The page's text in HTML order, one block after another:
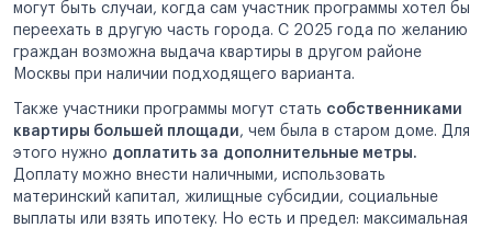
могут быть случаи, когда сам участник программы хотел бы
переехать в другую часть города. С 2025 года по желанию
граждан возможна выдача квартиры в другом районе
Москвы при наличии подходящего варианта.
Также участники программы могут стать собственниками
квартиры большей площади, чем была в старом доме. Для
этого нужно доплатить за дополнительные метры.
Доплату можно внести наличными, использовать
материнский капитал, жилищные субсидии, социальные
выплаты или взять ипотеку. Но есть и предел: максимальная